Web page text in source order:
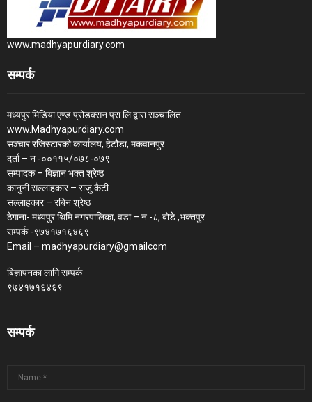
www.madhyapurdiary.com
सम्पर्क
मध्यपुर मिडिया एण्ड प्रोडक्सन प्रा.लि द्वारा सञ्चालित
www.Madhyapurdiary.com
सञ्चार रजिस्टारको कार्यालय, हेटौडा, मकवानपुर
दर्ता – न -००११५/०७८-०७९
सम्पादक – बिज्ञान भक्त श्रेष्ठ
कानुनी सल्लाहकार – राजु कैटी
सल्लाहकार – रबिन श्रेष्ठ
ठेगाना- मध्यपुर थिमि नगरपालिका, वडा – न -८, बोडे ,भक्तपुर
सम्पर्क -९७४१७१६४६९
Email – madhyapurdiary@gmailcom
बिज्ञापनका लागि सम्पर्क
९७४१७१६४६९
सम्पर्क